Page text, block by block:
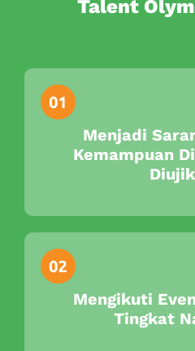
Talent
Menjadi
Kemampuan
Mengikuti
Tingkat